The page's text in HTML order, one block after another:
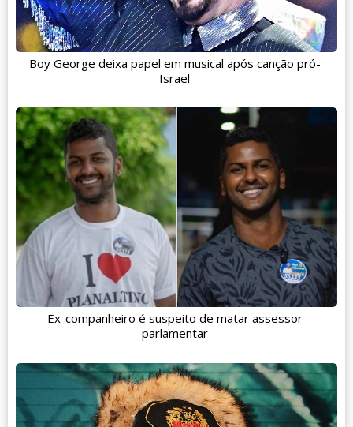
Boy George deixa papel em musical após canção pró-
Israel
Ex-companheiro é suspeito de matar assessor
parlamentar